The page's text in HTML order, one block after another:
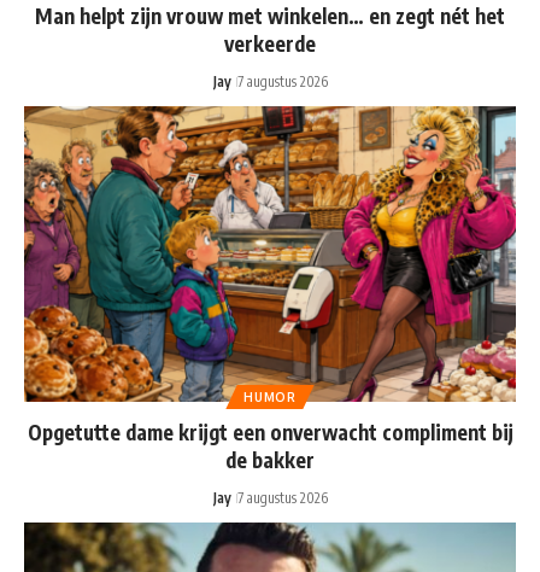
Man helpt zijn vrouw met winkelen… en zegt nét het
verkeerde
Jay 7 augustus 2026
HUMOR
Opgetutte dame krijgt een onverwacht compliment bij
de bakker
Jay 7 augustus 2026